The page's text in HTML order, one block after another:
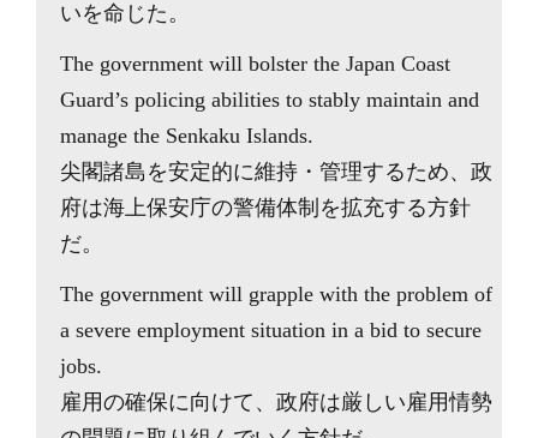
いを命じた。
The government will bolster the Japan Coast
Guard’s policing abilities to stably maintain and
manage the Senkaku Islands.
尖閣諸島を安定的に維持・管理するため、政
府は海上保安庁の警備体制を拡充する方針
だ。
The government will grapple with the problem of
a severe employment situation in a bid to secure
jobs.
雇用の確保に向けて、政府は厳しい雇用情勢